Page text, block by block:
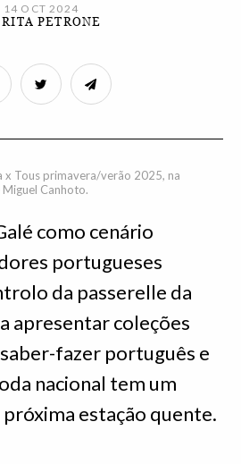
14 OCT 2024
RITA PETRONE
x Tous primavera/verão 2025, na
Canhoto.
como cenário
portugueses
da passerelle da
apresentar coleções
fazer português e
nacional tem um
próxima estação quente.